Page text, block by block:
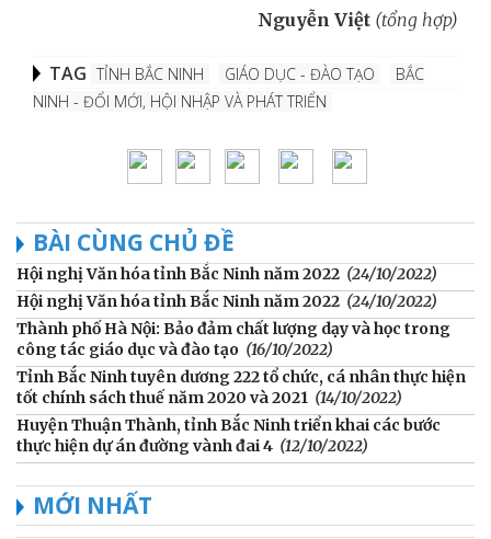
Nguyễn Việt (tổng hợp)
TAG TỈNH BẮC NINH GIÁO DỤC - ĐÀO TẠO
BẮC
NINH - ĐỔI MỚI, HỘI NHẬP VÀ PHÁT TRIỂN
BÀI CÙNG CHỦ ĐỀ
Hội nghị Văn hóa tỉnh Bắc Ninh năm 2022 (24/10/2022)
Hội nghị Văn hóa tỉnh Bắc Ninh năm 2022 (24/10/2022)
Thành phố Hà Nội: Bảo đảm chất lượng dạy và học trong
công tác giáo dục và đào tạo (16/10/2022)
Tỉnh Bắc Ninh tuyên dương 222 tổ chức, cá nhân thực hiện
tốt chính sách thuế năm 2020 và 2021 (14/10/2022)
Huyện Thuận Thành, tỉnh Bắc Ninh triển khai các bước
thực hiện dự án đường vành đai 4 (12/10/2022)
MỚI NHẤT